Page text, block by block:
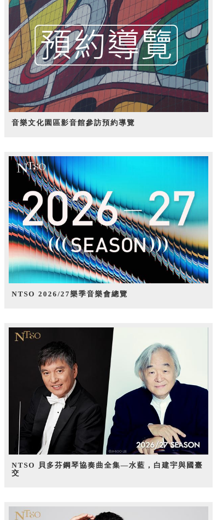
音樂文化園區影音館參訪預約導覽
NTSO 2026/27樂季音樂會總覽
NTSO 貝多芬鋼琴協奏曲全集—水藍，白建宇與國臺
交